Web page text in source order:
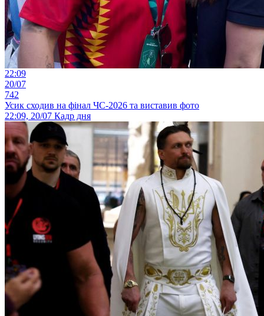
22:09
20/07
742
Усик сходив на фінал ЧС-2026 та виставив фото
22:09, 20/07 Кадр дня